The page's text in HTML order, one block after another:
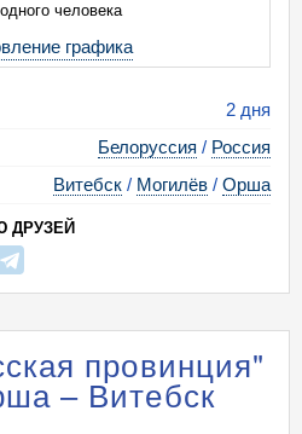
человека
графика
2 дня
Белоруссия / Россия
Витебск / Могилёв / Орша
ДРУЗЕЙ
провинция"
– Витебск